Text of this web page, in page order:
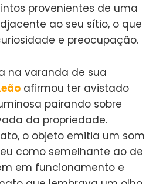
provenientes de uma
ao seu sítio, o que
e preocupação.
na varanda de sua
afirmou ter avistado
pairando sobre
da propriedade.
o objeto emitia um som
como semelhante ao de
em funcionamento e